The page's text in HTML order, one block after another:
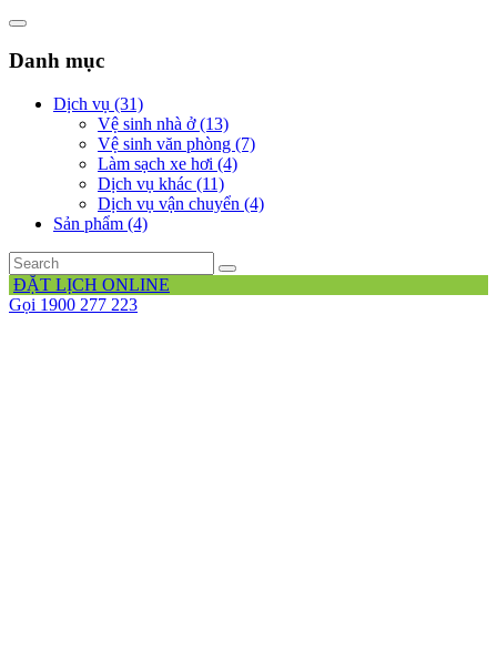
Danh mục
Dịch vụ (31)
Vệ sinh nhà ở (13)
Vệ sinh văn phòng (7)
Làm sạch xe hơi (4)
Dịch vụ khác (11)
Dịch vụ vận chuyển (4)
Sản phẩm (4)
ĐẶT LỊCH ONLINE
Gọi 1900 277 223